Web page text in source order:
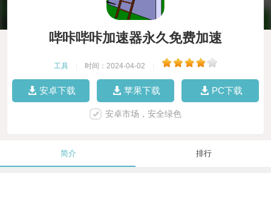
哔咔哔咔加速器永久免费加速
工具 时间：2024-04-02
安卓下载 苹果下载 PC下载
安卓市场，安全绿色
简介 排行